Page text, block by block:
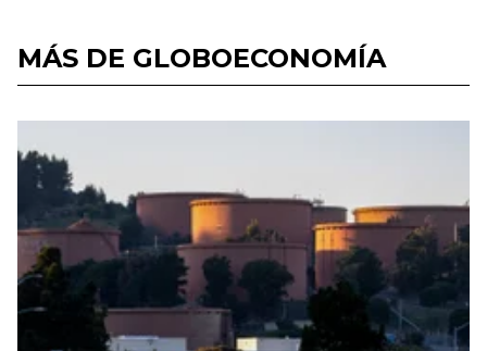
MÁS DE GLOBOECONOMÍA